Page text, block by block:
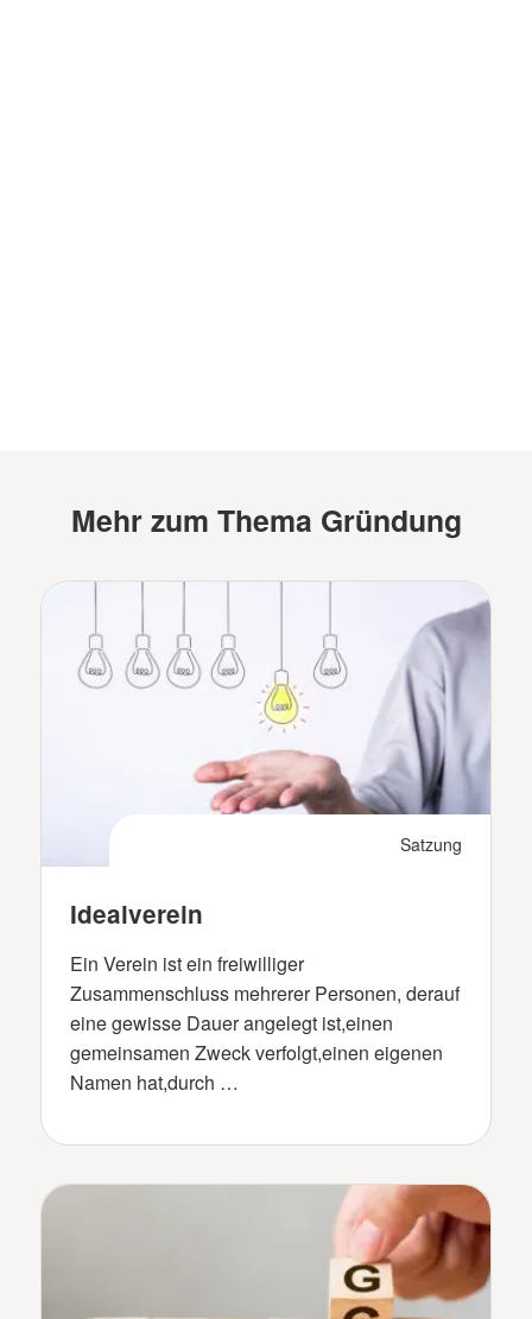
Mehr zum Thema Gründung
Satzung
Idealverein
Ein Verein ist ein freiwilliger
Zusammenschluss mehrerer Personen, derauf
eine gewisse Dauer angelegt ist,einen
gemeinsamen Zweck verfolgt,einen eigenen
Namen hat,durch …